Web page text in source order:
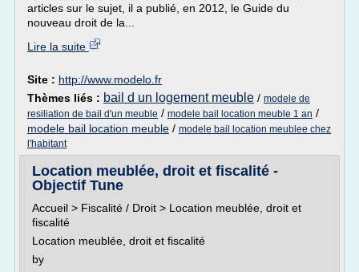
articles sur le sujet, il a publié, en 2012, le Guide du
nouveau droit de la...
Lire la suite
Site : http://www.modelo.fr
Thèmes liés : bail d un logement meuble / modele de
resiliation de bail d'un meuble / modele bail location meuble 1 an /
modele bail location meuble / modele bail location meublee chez
l'habitant
Location meublée, droit et fiscalité -
Objectif Tune
Accueil > Fiscalité / Droit > Location meublée, droit et
fiscalité
Location meublée, droit et fiscalité
by